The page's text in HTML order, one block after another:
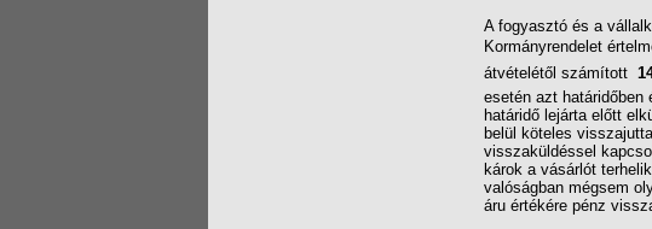
A fogyasztó és a
Kormányrendelet
átvételétől számított 
esetén azt
határidő lejárta előtt
belül köteles
visszaküldéssel
károk a vásárlót
valóságban mégsem
áru értékére pénz